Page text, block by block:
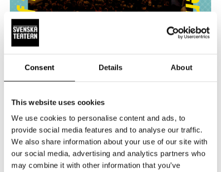
Consent Details About
This website uses cookies
We use cookies to personalise content and ads, to
provide social media features and to analyse our traffic.
We also share information about your use of our site with
our social media, advertising and analytics partners who
may combine it with other information that you’ve
Näytäntökauden avajaiset
18-18.45, Suuri näyttämö
Tule mukaan juhlistamaan uuden näytäntökauden avajaisia!